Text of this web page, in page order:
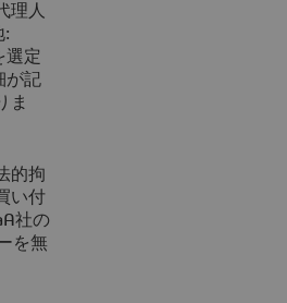
理人
:
選定
が記
ま
的拘
い付
社の
を無